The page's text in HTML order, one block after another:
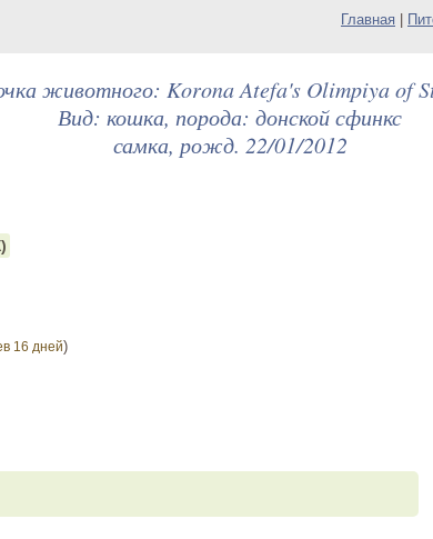
Главная
животного: Korona Atefa's Olimpiya of
Вид: кошка, порода: донской сфинкс
самка, рожд. 22/01/2012
16 дней)